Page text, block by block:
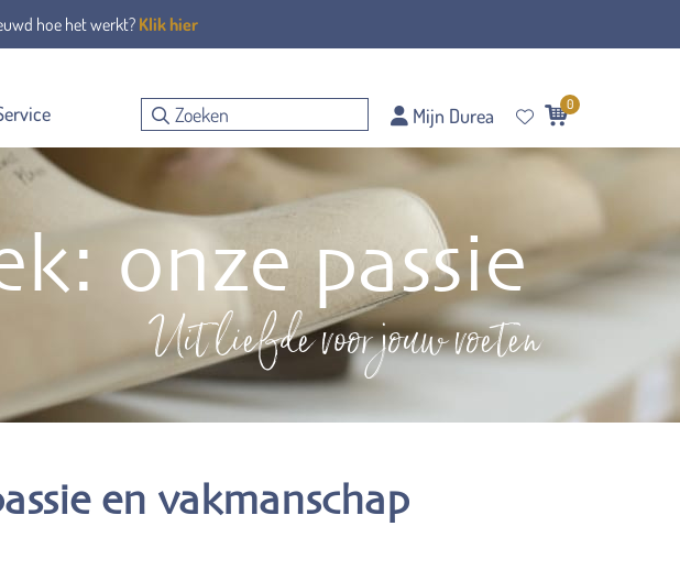
hoe het werkt? Klik hier
Mijn Durea 0
onze passie
Uit liefde voor jouw voeten
en vakmanschap